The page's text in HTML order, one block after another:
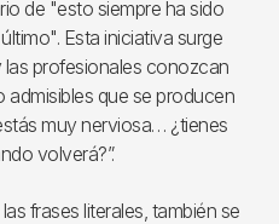
de "esto siempre ha sido
Esta iniciativa surge
profesionales conozcan
que se producen
muy nerviosa… ¿tienes
volverá?”.
frases literales, también se